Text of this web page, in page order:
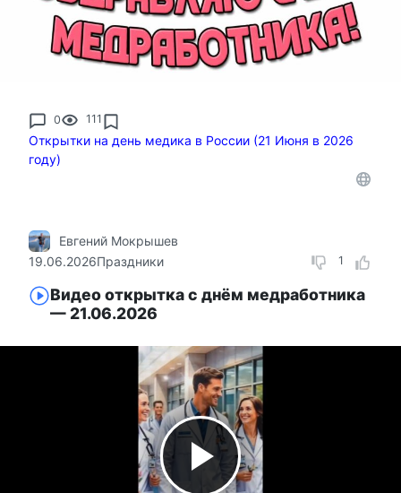
0 111
Открытки на день медика в России (21 Июня в 2026
году)
1
Евгений Мокрышев
19.06.2026Праздники
Видео открытка с днём медработника
— 21.06.2026